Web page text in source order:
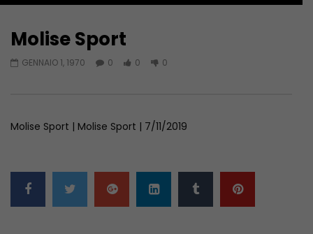
Molise Sport
GENNAIO 1, 1970 0 0 0
Molise Sport | Molise Sport | 7/11/2019